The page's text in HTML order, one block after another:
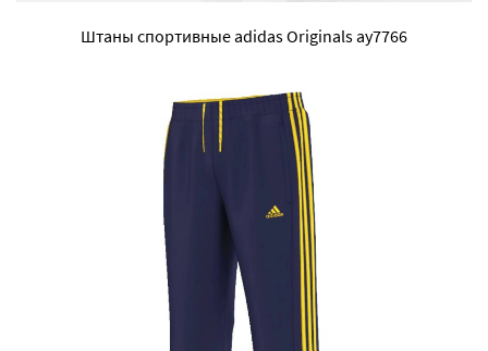
Штаны спортивные adidas Originals ay7766